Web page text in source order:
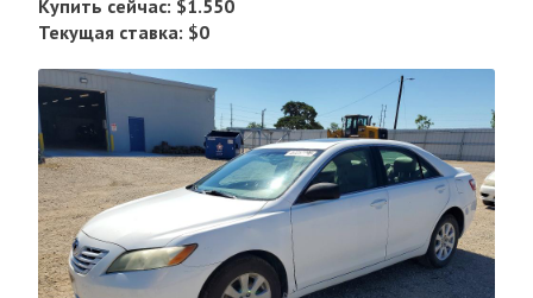
Купить сейчас: $1.550
Текущая ставка: $0